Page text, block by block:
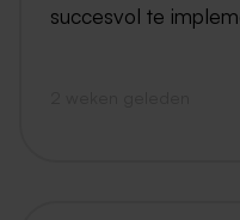
succesvol te